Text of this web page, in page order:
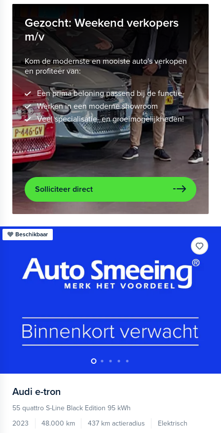
Gezocht: Weekend verkopers
m/v
Kom de modernste en mooiste auto's verkopen
en profiteer van:
Een prima beloning passend bij de functie
Werken in een moderne showroom
Veel specialisatie- en groeimogelijkheden!
Solliciteer direct
Beschikbaar
Audi e-tron
55 quattro S-Line Black Edition 95 kWh
2023
48.000 km 437 km actieradius
Elektrisch